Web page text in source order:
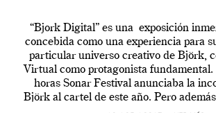
“Bjork Digital” es una exposición
concebida como una experiencia para
particular universo creativo de Björk,
Virtual como protagonista fundamental.
horas Sonar Festival anunciaba la
Björk al cartel de este año. Pero